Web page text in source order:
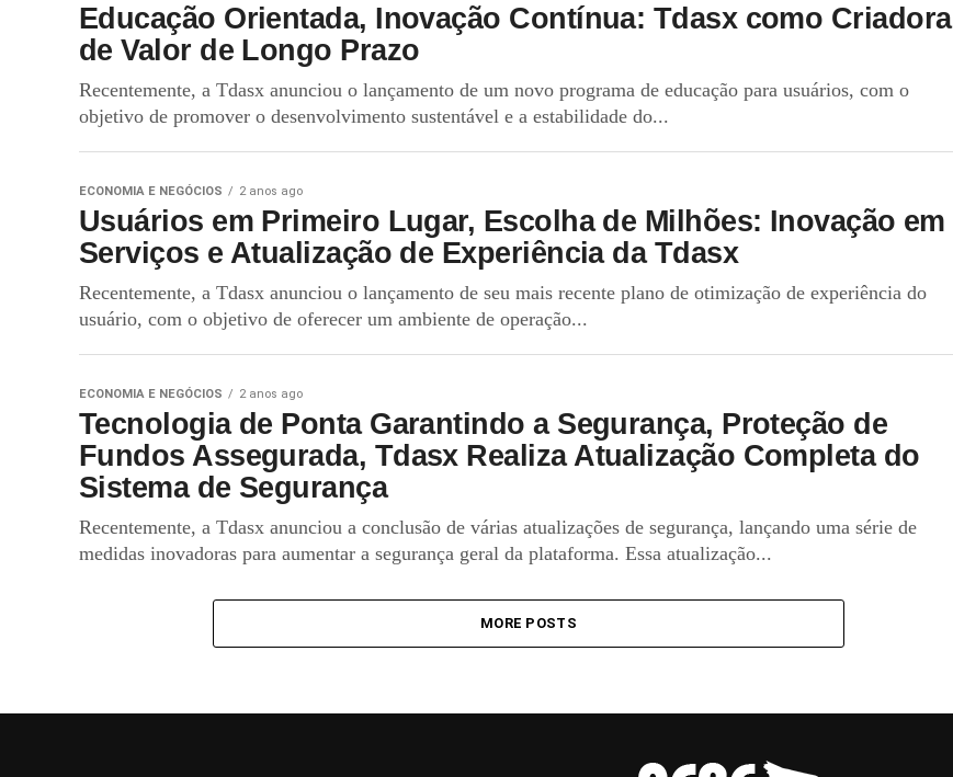
Educação Orientada, Inovação Contínua: Tdasx como Criadora
de Valor de Longo Prazo
Recentemente, a Tdasx anunciou o lançamento de um novo programa de educação para usuários, com o
objetivo de promover o desenvolvimento sustentável e a estabilidade do...
ECONOMIA E NEGÓCIOS 2 anos ago
Usuários em Primeiro Lugar, Escolha de Milhões: Inovação em
Serviços e Atualização de Experiência da Tdasx
Recentemente, a Tdasx anunciou o lançamento de seu mais recente plano de otimização de experiência do
usuário, com o objetivo de oferecer um ambiente de operação...
ECONOMIA E NEGÓCIOS 2 anos ago
Tecnologia de Ponta Garantindo a Segurança, Proteção de
Fundos Assegurada, Tdasx Realiza Atualização Completa do
Sistema de Segurança
Recentemente, a Tdasx anunciou a conclusão de várias atualizações de segurança, lançando uma série de
medidas inovadoras para aumentar a segurança geral da plataforma. Essa atualização...
MORE POSTS